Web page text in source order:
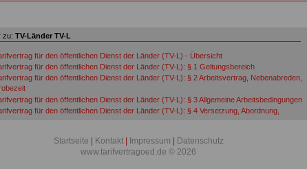
zu: TV-Länder TV-L
für den öffentlichen Dienst der Länder (TV-L) - Übersicht
für den öffentlichen Dienst der Länder (TV-L): § 1 Geltungsbereich
für den öffentlichen Dienst der Länder (TV-L): § 2 Arbeitsvertrag, Nebenabreden,
für den öffentlichen Dienst der Länder (TV-L): § 3 Allgemeine Arbeitsbedingungen
für den öffentlichen Dienst der Länder (TV-L): § 4 Versetzung, Abordnung,
für den öffentlichen Dienst der Länder (TV-L): § 6 Regelmäßige Arbeitszeit
für den öffentlichen Dienst der Länder (TV-L): § 7 Sonderformen der Arbeit
Startseite Kontakt Impressum
Datenschutz
www.tarifvertragoed.de © 2026